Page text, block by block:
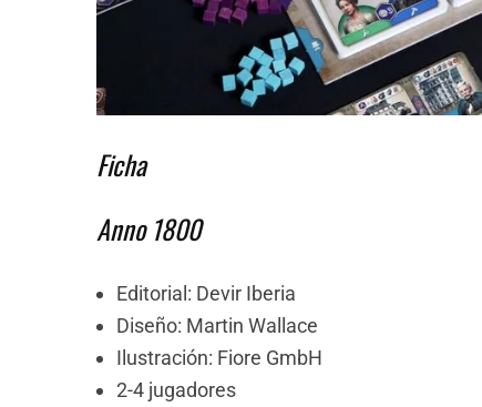
Ficha
Anno 1800
Editorial: Devir Iberia
Diseño: Martin Wallace
Ilustración: Fiore GmbH
2-4 jugadores